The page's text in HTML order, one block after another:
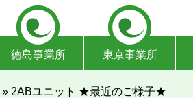
徳島事業所 東京事業所
» 2ABユニット ★最近のご様子★